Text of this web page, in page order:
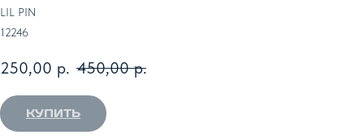
LIL PIN
12246
250,00 р. 450,00 р.
КУПИТЬ